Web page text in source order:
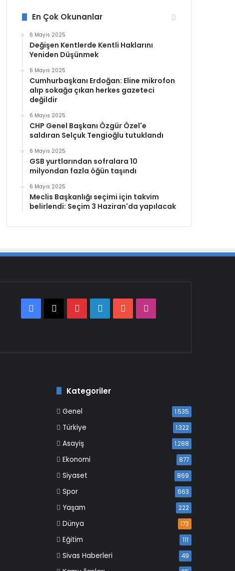
En Çok Okunanlar
6 Mayıs 2025
Değişen Kentlerde Kentli Haklarını
Yeniden Düşünmek
6 Mayıs 2025
Cumhurbaşkanı Erdoğan: Eline mikrofon
alıp sokağa çıkan herkes gazeteci
değildir
6 Mayıs 2025
CHP Genel Başkanı Özgür Özel'e
saldıran Selçuk Tengioğlu tutuklandı
6 Mayıs 2025
GSB yurtlarından sofralara 10
milyondan fazla öğün taşındı
6 Mayıs 2025
Meclis Başkanlığı seçimi için takvim
belirlendi: Seçim 3 Haziran'da yapılacak
Facebook
X PinterestLinkedInYouTube
Kategoriler
Genel 1.535
Türkiye 1.322
Asayiş 1.288
Ekonomi 877
Siyaset 869
Spor 663
Yaşam 222
Dünya 172
Eğitim 111
Sivas Haberleri 49